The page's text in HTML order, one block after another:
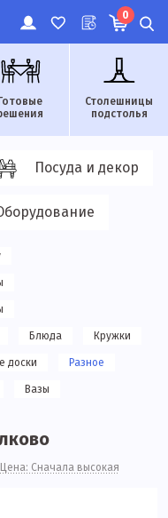
0
Готовые
Столешницы
подстолья
Посуда и декор
Блюда Кружки
доски Разное
Вазы
Цена: Сначала высокая